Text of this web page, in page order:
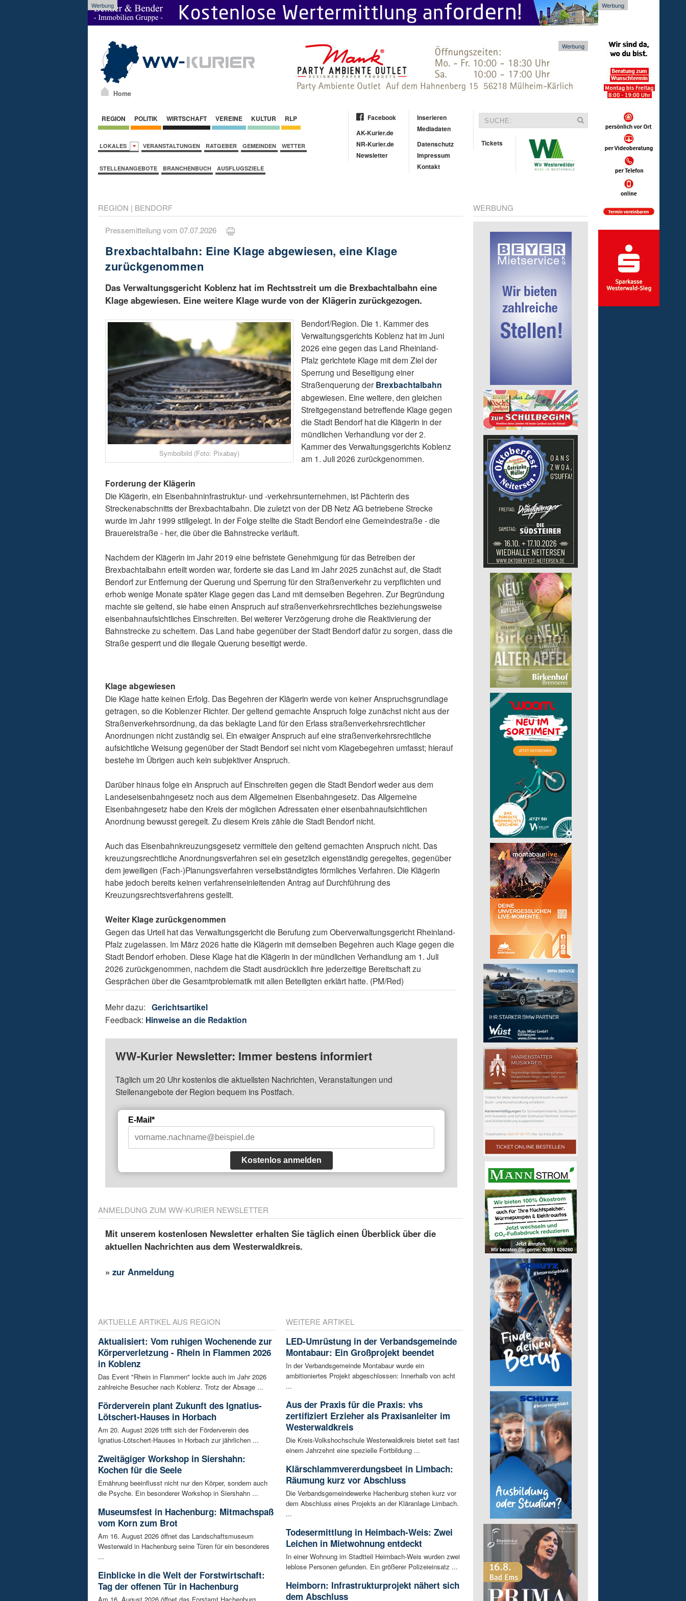
Werbung Werbung
Home
Werbung
REGION POLITIK WIRTSCHAFT VEREINE KULTUR RLP
LOKALES VERANSTALTUNGEN RATGEBER GEMEINDEN WETTER
STELLENANGEBOTE BRANCHENBUCH AUSFLUGSZIELE
Facebook
AK-Kurier.de
NR-Kurier.de
Newsletter
Inserieren
Mediadaten
Datenschutz
Impressum
Kontakt
Tickets
REGION | BENDORF
Pressemitteilung vom 07.07.2026
Brexbachtalbahn: Eine Klage abgewiesen, eine Klage
zurückgenommen
Das Verwaltungsgericht Koblenz hat im Rechtsstreit um die Brexbachtalbahn eine
Klage abgewiesen. Eine weitere Klage wurde von der Klägerin zurückgezogen.
Symbolbild (Foto: Pixabay)
Bendorf/Region. Die 1. Kammer des
Verwaltungsgerichts Koblenz hat im Juni
2026 eine gegen das Land Rheinland-
Pfalz gerichtete Klage mit dem Ziel der
Sperrung und Beseitigung einer
Straßenquerung der Brexbachtalbahn
abgewiesen. Eine weitere, den gleichen
Streitgegenstand betreffende Klage gegen
die Stadt Bendorf hat die Klägerin in der
mündlichen Verhandlung vor der 2.
Kammer des Verwaltungsgerichts Koblenz
am 1. Juli 2026 zurückgenommen.
Forderung der Klägerin
Die Klägerin, ein Eisenbahninfrastruktur- und -verkehrsunternehmen, ist Pächterin des
Streckenabschnitts der Brexbachtalbahn. Die zuletzt von der DB Netz AG betriebene Strecke
wurde im Jahr 1999 stillgelegt. In der Folge stellte die Stadt Bendorf eine Gemeindestraße - die
Brauereistraße - her, die über die Bahnstrecke verläuft.
Nachdem der Klägerin im Jahr 2019 eine befristete Genehmigung für das Betreiben der
Brexbachtalbahn erteilt worden war, forderte sie das Land im Jahr 2025 zunächst auf, die Stadt
Bendorf zur Entfernung der Querung und Sperrung für den Straßenverkehr zu verpflichten und
erhob wenige Monate später Klage gegen das Land mit demselben Begehren. Zur Begründung
machte sie geltend, sie habe einen Anspruch auf straßenverkehrsrechtliches beziehungsweise
eisenbahnaufsichtliches Einschreiten. Bei weiterer Verzögerung drohe die Reaktivierung der
Bahnstrecke zu scheitern. Das Land habe gegenüber der Stadt Bendorf dafür zu sorgen, dass die
Straße gesperrt und die illegale Querung beseitigt werde.
Klage abgewiesen
Die Klage hatte keinen Erfolg. Das Begehren der Klägerin werde von keiner Anspruchsgrundlage
getragen, so die Koblenzer Richter. Der geltend gemachte Anspruch folge zunächst nicht aus der
Straßenverkehrsordnung, da das beklagte Land für den Erlass straßenverkehrsrechtlicher
Anordnungen nicht zuständig sei. Ein etwaiger Anspruch auf eine straßenverkehrsrechtliche
aufsichtliche Weisung gegenüber der Stadt Bendorf sei nicht vom Klagebegehren umfasst; hierauf
bestehe im Übrigen auch kein subjektiver Anspruch.
Darüber hinaus folge ein Anspruch auf Einschreiten gegen die Stadt Bendorf weder aus dem
Landeseisenbahngesetz noch aus dem Allgemeinen Eisenbahngesetz. Das Allgemeine
Eisenbahngesetz habe den Kreis der möglichen Adressaten einer eisenbahnaufsichtlichen
Anordnung bewusst geregelt. Zu diesem Kreis zähle die Stadt Bendorf nicht.
Auch das Eisenbahnkreuzungsgesetz vermittele den geltend gemachten Anspruch nicht. Das
kreuzungsrechtliche Anordnungsverfahren sei ein gesetzlich eigenständig geregeltes, gegenüber
dem jeweiligen (Fach-)Planungsverfahren verselbständigtes förmliches Verfahren. Die Klägerin
habe jedoch bereits keinen verfahrenseinleitenden Antrag auf Durchführung des
Kreuzungsrechtsverfahrens gestellt.
Weiter Klage zurückgenommen
Gegen das Urteil hat das Verwaltungsgericht die Berufung zum Oberverwaltungsgericht Rheinland-
Pfalz zugelassen. Im März 2026 hatte die Klägerin mit demselben Begehren auch Klage gegen die
Stadt Bendorf erhoben. Diese Klage hat die Klägerin in der mündlichen Verhandlung am 1. Juli
2026 zurückgenommen, nachdem die Stadt ausdrücklich ihre jederzeitige Bereitschaft zu
Gesprächen über die Gesamtproblematik mit allen Beteiligten erklärt hatte. (PM/Red)
Mehr dazu:Gerichtsartikel
Feedback: Hinweise an die Redaktion
WW-Kurier Newsletter: Immer bestens informiert
Täglich um 20 Uhr kostenlos die aktuellsten Nachrichten, Veranstaltungen und
Stellenangebote der Region bequem ins Postfach.
E-Mail*
Kostenlos anmelden
ANMELDUNG ZUM WW-KURIER NEWSLETTER
Mit unserem kostenlosen Newsletter erhalten Sie täglich einen Überblick über die
aktuellen Nachrichten aus dem Westerwaldkreis.
»zur Anmeldung
AKTUELLE ARTIKEL AUS REGION
Aktualisiert: Vom ruhigen Wochenende zur
Körperverletzung - Rhein in Flammen 2026
in Koblenz
Das Event "Rhein in Flammen" lockte auch im Jahr 2026
zahlreiche Besucher nach Koblenz. Trotz der Absage ...
Förderverein plant Zukunft des Ignatius-
Lötschert-Hauses in Horbach
Am 20. August 2026 trifft sich der Förderverein des
Ignatius-Lötschert-Hauses in Horbach zur jährlichen ...
Zweitägiger Workshop in Siershahn:
Kochen für die Seele
Ernährung beeinflusst nicht nur den Körper, sondern auch
die Psyche. Ein besonderer Workshop in Siershahn ...
Museumsfest in Hachenburg: Mitmachspaß
vom Korn zum Brot
Am 16. August 2026 öffnet das Landschaftsmuseum
Westerwald in Hachenburg seine Türen für ein besonderes
...
Einblicke in die Welt der Forstwirtschaft:
Tag der offenen Tür in Hachenburg
WEITERE ARTIKEL
LED-Umrüstung in der Verbandsgemeinde
Montabaur: Ein Großprojekt beendet
In der Verbandsgemeinde Montabaur wurde ein
ambitioniertes Projekt abgeschlossen: Innerhalb von acht
...
Aus der Praxis für die Praxis: vhs
zertifiziert Erzieher als Praxisanleiter im
Westerwaldkreis
Die Kreis-Volkshochschule Westerwaldkreis bietet seit fast
einem Jahrzehnt eine spezielle Fortbildung ...
Klärschlammvererdungsbeet in Limbach:
Räumung kurz vor Abschluss
Die Verbandsgemeindewerke Hachenburg stehen kurz vor
dem Abschluss eines Projekts an der Kläranlage Limbach.
...
Todesermittlung in Heimbach-Weis: Zwei
Leichen in Mietwohnung entdeckt
In einer Wohnung im Stadtteil Heimbach-Weis wurden zwei
leblose Personen gefunden. Ein größerer Polizeieinsatz ...
Heimborn: Infrastrukturprojekt nähert sich
dem Abschluss
WERBUNG